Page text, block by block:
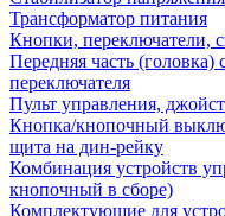
Трансформатор питания
Кнопки, переключатели,
Передняя часть
переключателя
Пульт управления,
Кнопка/кнопочный
щита на дин-рейку
Комбинация устройств
кнопочный в сборе)
Комплектующие для